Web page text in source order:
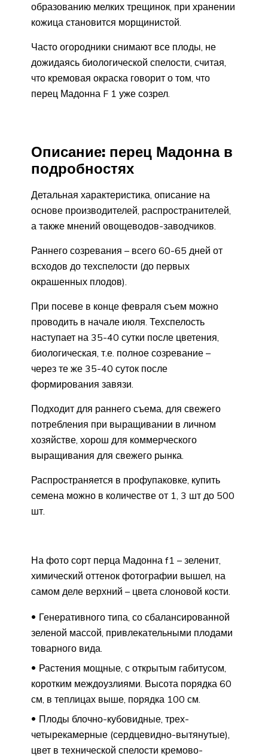
образованию мелких трещинок, при хранении
кожица становится морщинистой.
Часто огородники снимают все плоды, не
дожидаясь биологической спелости, считая,
что кремовая окраска говорит о том, что
перец Мадонна F 1 уже созрел.
Описание: перец Мадонна в
подробностях
Детальная характеристика, описание на
основе производителей, распространителей,
а также мнений овощеводов-заводчиков.
Раннего созревания – всего 60-65 дней от
всходов до техспелости (до первых
окрашенных плодов).
При посеве в конце февраля съем можно
проводить в начале июля. Техспелость
наступает на 35-40 сутки после цветения,
биологическая, т.е. полное созревание –
через те же 35-40 суток после
формирования завязи.
Подходит для раннего съема, для свежего
потребления при выращивании в личном
хозяйстве, хорош для коммерческого
выращивания для свежего рынка.
Распространяется в профупаковке, купить
семена можно в количестве от 1, 3 шт до 500
шт.
На фото сорт перца Мадонна f1 – зеленит,
химический оттенок фотографии вышел, на
самом деле верхний – цвета слоновой кости.
Генеративного типа, со сбалансированной
зеленой массой, привлекательными плодами
товарного вида.
Растения мощные, с открытым габитусом,
коротким междоузлиями. Высота порядка 60
см, в теплицах выше, порядка 100 см.
Плоды блочно-кубовидные, трех-
четырекамерные (сердцевидно-вытянутые),
цвет в технической спелости кремово-